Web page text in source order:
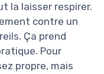
la laisser respirer.
contre un
Ça prend
Pour
propre, mais